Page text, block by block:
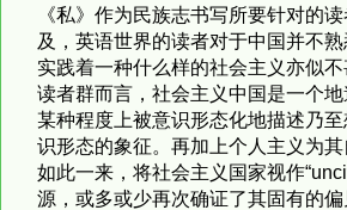
《私》作为民族志书写所要针对的
及，英语世界的读者对于中国并不
实践着一种什么样的社会主义亦似
读者群而言，社会主义中国是一个
某种程度上被意识形态化地描述乃
识形态的象征。再加上个人主义为其
如此一来，将社会主义国家视作
源，或多或少再次确证了其固有的偏